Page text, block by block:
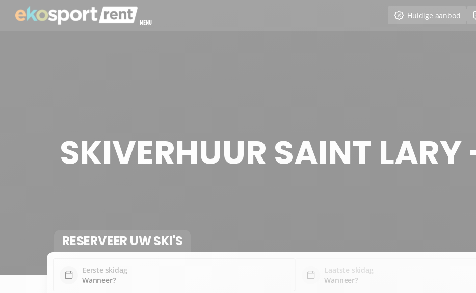
MENU
Huidige aanbod
SKIVERHUUR SAINT
RESERVEER UW SKI'S
Eerste skidag Laatste skidag